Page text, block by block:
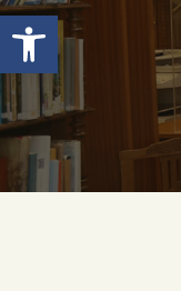
Ανοίξτε τη γραμμή εργαλείων